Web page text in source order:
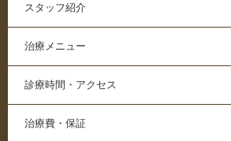
スタッフ紹介
治療メニュー
診療時間・アクセス
治療費・保証